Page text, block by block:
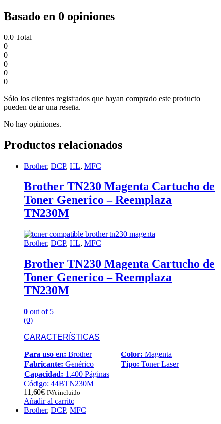
Basado en 0 opiniones
0.0 Total
0
0
0
0
0
Sólo los clientes registrados que hayan comprado este producto
pueden dejar una reseña.
No hay opiniones.
Productos relacionados
Brother, DCP, HL, MFC
Brother TN230 Magenta Cartucho de
Toner Generico – Reemplaza
TN230M
Brother, DCP, HL, MFC
Brother TN230 Magenta Cartucho de
Toner Generico – Reemplaza
TN230M
0 out of 5
(0)
CARACTERÍSTICAS
Para uso en: Brother Color: Magenta
Fabricante: Genérico Tipo: Toner Laser
Capacidad: 1.400 Páginas
Código: 44BTN230M
11,60€ IVA incluido
Añadir al carrito
Brother, DCP, MFC